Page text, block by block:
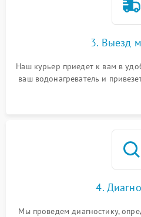
3. Выезд
Наш курьер приедет к вам в
ваш водонагреватель и
4.
Мы проведем диагностику,